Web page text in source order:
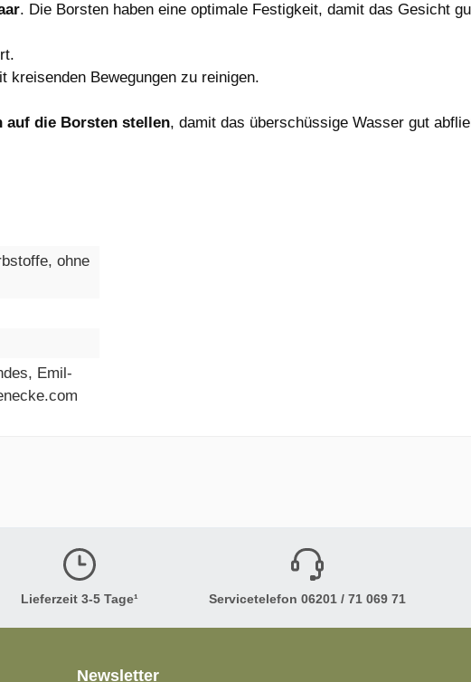
. Die Borsten haben eine optimale Festigkeit, damit das Gesicht
Bewegungen zu reinigen.
auf die Borsten stellen, damit das überschüssige Wasser gut
ohne
Emil-
Lieferzeit 3-5 Tage¹ Servicetelefon 06201 / 71 069 71
Newsletter